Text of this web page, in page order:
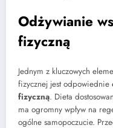
Odżywianie
fizyczną
Jednym z kluczowych
fizycznej jest odpowiednie
fizyczną. Dieta
ma ogromny wpływ na
ogólne samopoczucie.